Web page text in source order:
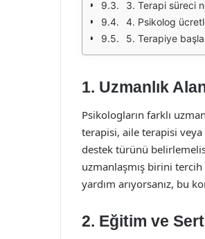
3. Terapi süreci
4. Psikolog
5. Terapiye
1. Uzmanlık
Psikologların farklı
terapisi, aile terapisi
destek türünü
uzmanlaşmış birini
yardım arıyorsanız, bu
2. Eğitim ve